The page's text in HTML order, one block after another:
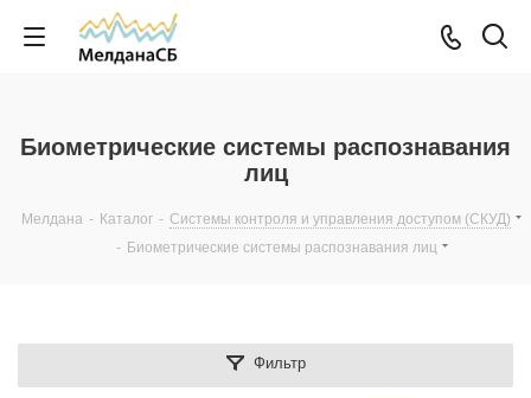
Биометрические системы распознавания
лиц
Мелдана - Каталог - Системы контроля и управления доступом (СКУД)
- Биометрические системы распознавания лиц
Фильтр